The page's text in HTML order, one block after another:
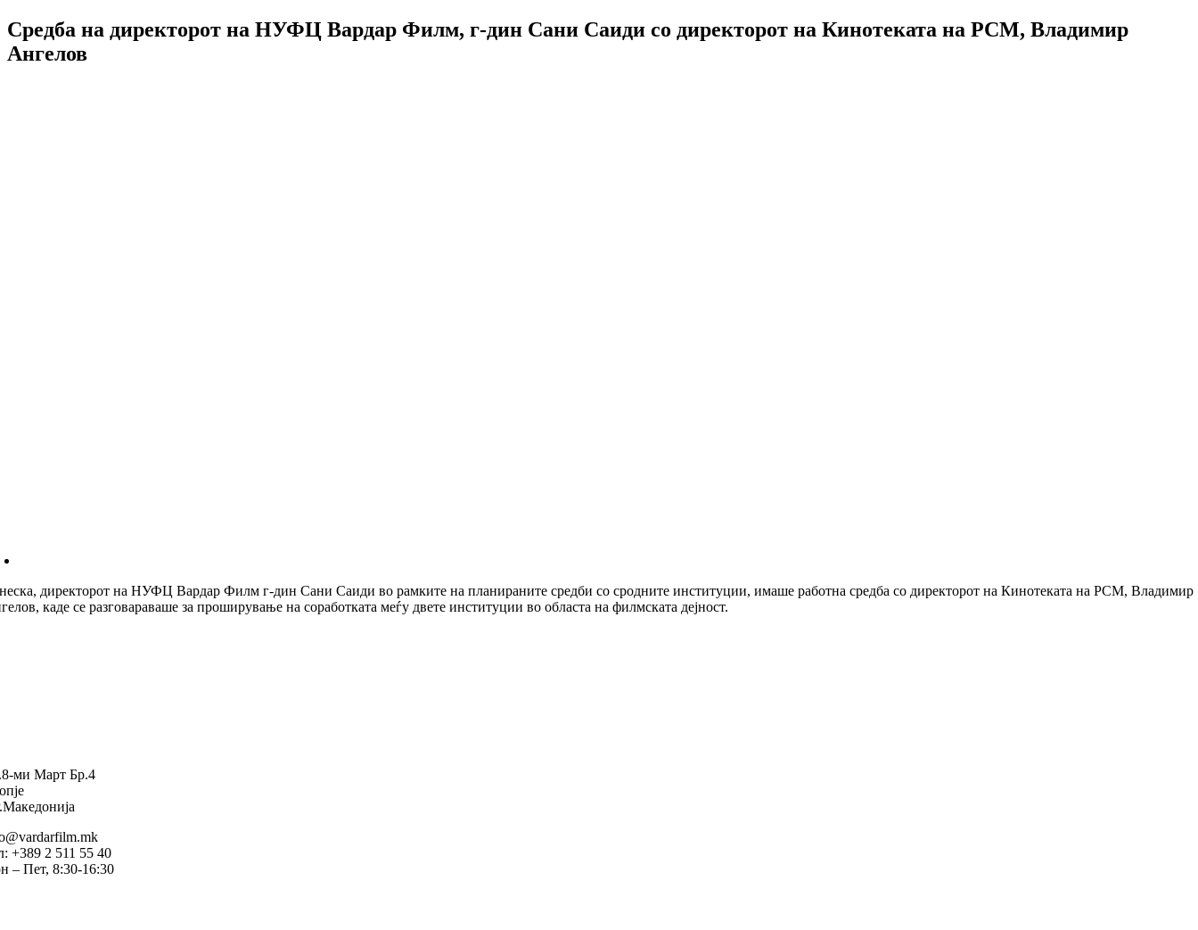
Средба на директорот на НУФЦ Вардар Филм, г-дин Сани Саиди со директорот на Кинотеката на РСМ, Владимир
Ангелов
директорот на НУФЦ Вардар Филм г-дин Сани Саиди во рамките на планираните средби со сродните институции, имаше работна средба со директорот на Кинотеката на РСМ, Владимир
каде се разговараваше за проширување на соработката меѓу двете институции во областа на филмската дејност.
ми Март Бр.4
+389 2 511 55 40
– Пет, 8:30-16:30